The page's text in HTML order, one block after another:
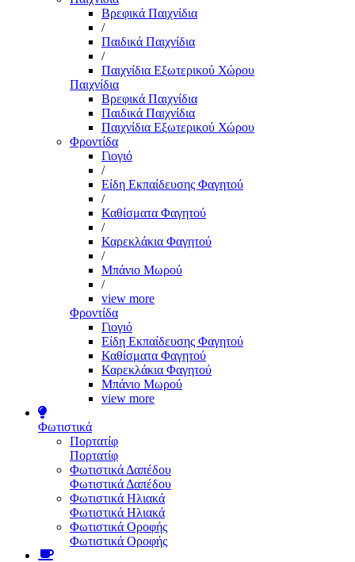
Βρεφικά Παιχνίδια
/
Παιδικά Παιχνίδια
/
Παιχνίδια Εξωτερικού Χώρου
Παιχνίδια
Βρεφικά Παιχνίδια
Παιδικά Παιχνίδια
Παιχνίδια Εξωτερικού Χώρου
Φροντίδα
Γιογιό
/
Είδη Εκπαίδευσης Φαγητού
/
Καθίσματα Φαγητού
/
Καρεκλάκια Φαγητού
/
Μπάνιο Μωρού
/
view more
Φροντίδα
Γιογιό
Είδη Εκπαίδευσης Φαγητού
Καθίσματα Φαγητού
Καρεκλάκια Φαγητού
Μπάνιο Μωρού
view more
Φωτιστικά
Πορτατίφ
Πορτατίφ
Φωτιστικά Δαπέδου
Φωτιστικά Δαπέδου
Φωτιστικά Ηλιακά
Φωτιστικά Ηλιακά
Φωτιστικά Οροφής
Φωτιστικά Οροφής